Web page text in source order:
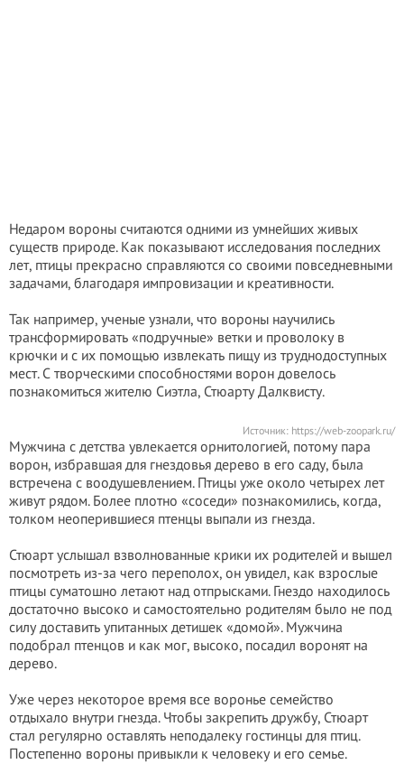
Недаром вороны считаются одними из умнейших живых
существ природе. Как показывают исследования последних
лет, птицы прекрасно справляются со своими повседневными
задачами, благодаря импровизации и креативности.
Так например, ученые узнали, что вороны научились
трансформировать «подручные» ветки и проволоку в
крючки и с их помощью извлекать пищу из труднодоступных
мест. С творческими способностями ворон довелось
познакомиться жителю Сиэтла, Стюарту Далквисту.
Источник: https://web-zoopark.ru/
Мужчина с детства увлекается орнитологией, потому пара
ворон, избравшая для гнездовья дерево в его саду, была
встречена с воодушевлением. Птицы уже около четырех лет
живут рядом. Более плотно «соседи» познакомились, когда,
толком неоперившиеся птенцы выпали из гнезда.
Стюарт услышал взволнованные крики их родителей и вышел
посмотреть из-за чего переполох, он увидел, как взрослые
птицы суматошно летают над отпрысками. Гнездо находилось
достаточно высоко и самостоятельно родителям было не под
силу доставить упитанных детишек «домой». Мужчина
подобрал птенцов и как мог, высоко, посадил воронят на
дерево.
Уже через некоторое время все воронье семейство
отдыхало внутри гнезда. Чтобы закрепить дружбу, Стюарт
стал регулярно оставлять неподалеку гостинцы для птиц.
Постепенно вороны привыкли к человеку и его семье.